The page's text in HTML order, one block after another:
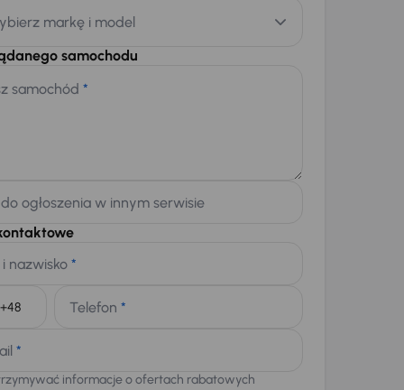
markę i model
samochodu
samochód *
ogłoszenia w innym serwisie
nazwisko *
Telefon *
*
informacje o ofertach rabatowych